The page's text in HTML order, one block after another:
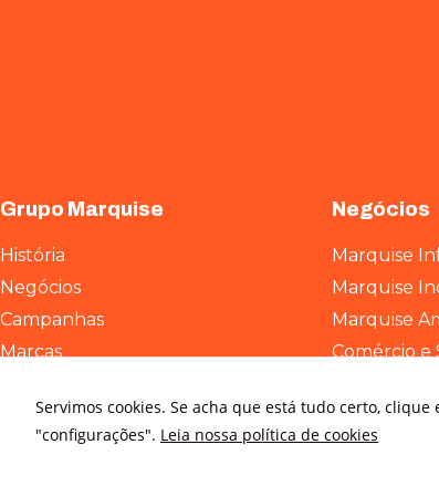
Grupo Marquise
História
Negócios
Campanhas
Marcas
Contato
Relatório de transparência e
Negócios
Marquise
Marquise
Marquise
Comércio e
Servimos cookies. Se acha que está tudo certo,
"configurações". Leia nossa política de cookies